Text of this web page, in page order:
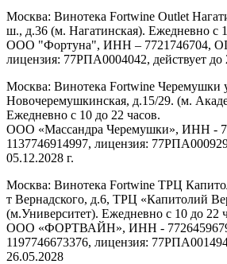
Москва: Винотека Fortwine Outlet
ш., д.36 (м. Нагатинская). Ежедневно с
ООО "Фортуна", ИНН – 7721746704,
лицензия: 77РПА0004042, действует до
Москва: Винотека Fortwine Черемушки
Новочеремушкинская, д.15/29. (м.
Ежедневно с 10 до 22 часов.
ООО «Массандра Черемушки», ИНН -
1137746914997, лицензия:
05.12.2028 г.
Москва: Винотека Fortwine ТРЦ
т Вернадского, д.6, ТРЦ «Капитолий
(м.Университет). Ежедневно с 10 до 22
ООО «ФОРТВАЙН», ИНН -
1197746673376, лицензия:
26.05.2028